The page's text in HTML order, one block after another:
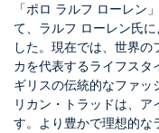
「ポロ ラルフ ローレン
て、ラルフ ローレン氏
した。現在では、世界の
カを代表するライフスタ
ギリスの伝統的なファッ
リカン・トラッドは、
す。より豊かで理想的な